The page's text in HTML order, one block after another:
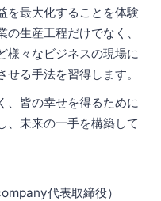
を最大化することを体験
生産工程だけでなく、
様々なビジネスの現場に
る手法を習得します。
、皆の幸せを得るために
、未来の一手を構築して
代表取締役）